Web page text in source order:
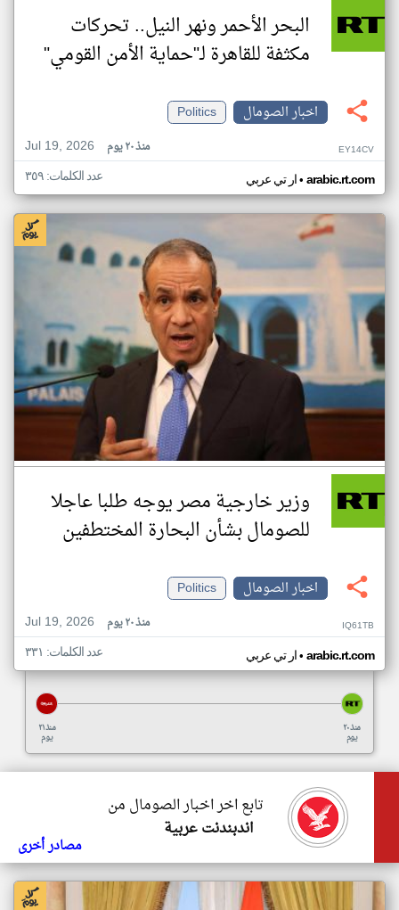
البحر الأحمر ونهر النيل.. تحركات
مكثفة للقاهرة لـ"حماية الأمن القومي"
اخبار الصومال
Politics
Jul 19, 2026
منذ ٢٠ يوم EY14CV
ار تي عربي• arabic.rt.com عدد الكلمات: ٣٥٩
وزير خارجية مصر يوجه طلبا عاجلا
للصومال بشأن البحارة المختطفين
اخبار الصومال
Politics
Jul 19, 2026
منذ ٢٠ يوم IQ61TB
ار تي عربي• arabic.rt.com عدد الكلمات: ٣٣١
منذ ٢١
يوم
منذ ٢٠
يوم
تابع اخر اخبار الصومال من
اندبندنت عربية
مصادر أخرى